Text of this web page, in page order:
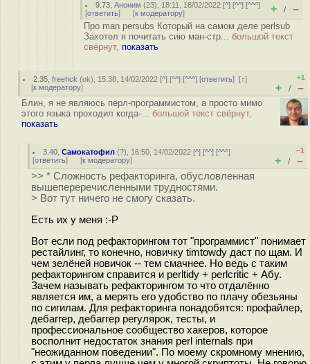
9.73 ,Аноним (23), 18:11, 18/02/2022 [^] [^^] [^^^]
[ответить] [к модератору] + / –
Про man persubs Который на самом деле perlsub
Захотел я почитать сию ман-стр... большой текст
свёрнут, показать
2.35 ,freehck (ok), 15:38, 14/02/2022 [^] [^^] [^^^] [ответить][↑]
[к модератору]
+1
+ / –
Блин, я не являюсь перл-программистом, а просто мимо
этого языка проходил когда-... большой текст свёрнут,
показать
3.40 ,Самокатофил (?), 16:50, 14/02/2022 [^] [^^] [^^^]
[ответить] [к модератору]
–1
+ / –
>> * Сложность рефакторинга, обусловленная
вышепереречисленными трудностями.
> Вот тут ничего не смогу сказать.
Есть их у меня :-P
Вот если под рефакторингом тот "программист" понимает
рестайлинг, то конечно, новичку timtowdy даст по щам. И
чем зелёней новичок -- тем смачнее. Но ведь с таким
рефакторингом справится и perltidy + perlcritic + Абу.
Зачем называть рефакторингом то что отдалённо
является им, а мерять его удобство по плачу обезьяны
по сигилам. Для рефакторинга понадобятся: профайлер,
дебаггер, дебаггер регулярок, тесты, и
профессиональное сообщество хакеров, которое
восполнит недостаток знания perl internals при
"неожиданном поведении". По моему скромному мнению,